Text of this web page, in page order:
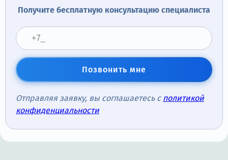
Получите бесплатную консультацию специалиста
Позвонить мне
Отправляя заявку, вы соглашаетесь с политикой
конфиденциальности